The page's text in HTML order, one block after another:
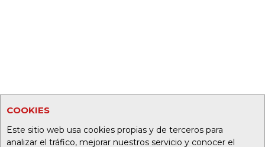
COOKIES
Este sitio web usa cookies propias y de terceros para
analizar el tráfico, mejorar nuestros servicio y conocer el